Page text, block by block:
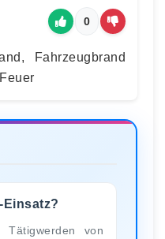
0
Fahrzeugbrand
Einsatz?
von